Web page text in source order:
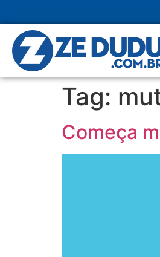
Tag:
Começa